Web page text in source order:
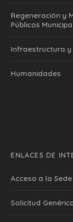
Regeneración y
Públicos
Infraestructura y
Humanidades
ENLACES DE
Acceso a la
Solicitud